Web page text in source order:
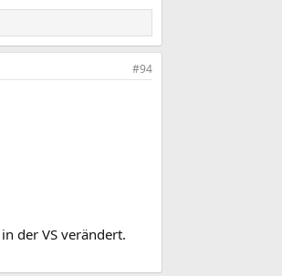
#94
der VS verändert.